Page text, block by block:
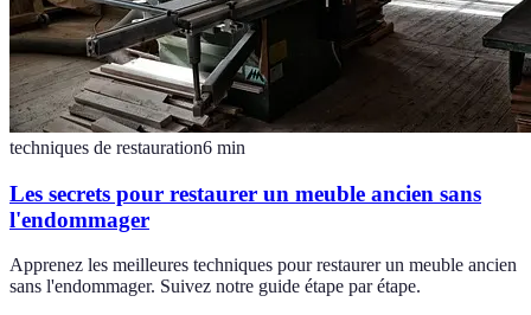
techniques de restauration6 min
Les secrets pour restaurer un meuble ancien sans
l'endommager
Apprenez les meilleures techniques pour restaurer un meuble ancien
sans l'endommager. Suivez notre guide étape par étape.